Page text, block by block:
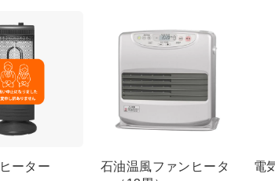
ーター
石油温風ファンヒータ
電